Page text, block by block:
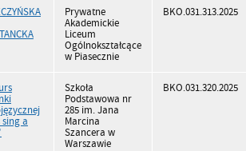
Prywatne
Akademickie
Liceum
Ogólnokształcące
w Piasecznie
BKO.031.313.2025
a
Szkoła
Podstawowa nr
285 im. Jana
Marcina
Szancera w
Warszawie
BKO.031.320.2025